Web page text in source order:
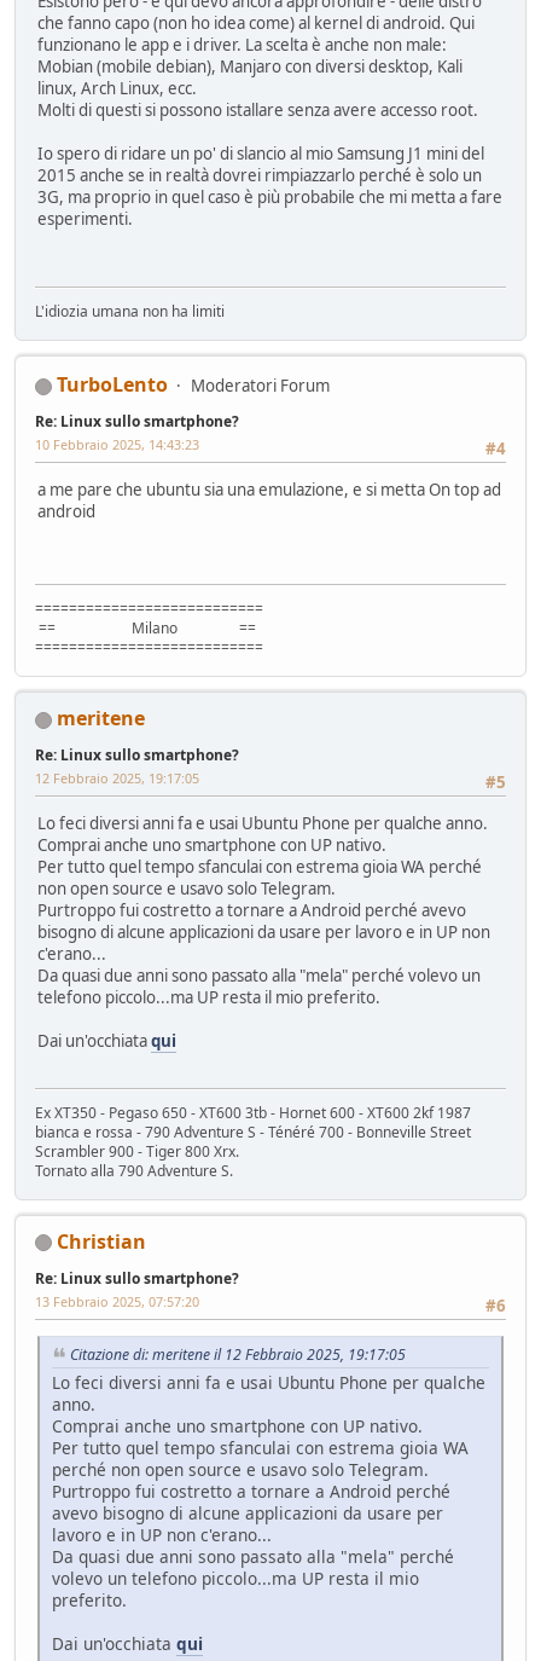
che fanno capo (non ho idea come) al kernel di android. Qui
funzionano le app e i driver. La scelta è anche non male:
Mobian (mobile debian), Manjaro con diversi desktop, Kali
linux, Arch Linux, ecc.
Molti di questi si possono istallare senza avere accesso root.
Io spero di ridare un po' di slancio al mio Samsung J1 mini del
2015 anche se in realtà dovrei rimpiazzarlo perché è solo un
3G, ma proprio in quel caso è più probabile che mi metta a fare
esperimenti.
L'idiozia umana non ha limiti
TurboLento Moderatori Forum
Re: Linux sullo smartphone?
#4
10 Febbraio 2025, 14:43:23
a me pare che ubuntu sia una emulazione, e si metta On top ad
android
===========================
== Milano ==
===========================
meritene
Re: Linux sullo smartphone?
#5
12 Febbraio 2025, 19:17:05
Lo feci diversi anni fa e usai Ubuntu Phone per qualche anno.
Comprai anche uno smartphone con UP nativo.
Per tutto quel tempo sfanculai con estrema gioia WA perché
non open source e usavo solo Telegram.
Purtroppo fui costretto a tornare a Android perché avevo
bisogno di alcune applicazioni da usare per lavoro e in UP non
c'erano...
Da quasi due anni sono passato alla "mela" perché volevo un
telefono piccolo...ma UP resta il mio preferito.
Dai un'occhiataqui
Ex XT350 - Pegaso 650 - XT600 3tb - Hornet 600 - XT600 2kf 1987
bianca e rossa - 790 Adventure S - Ténéré 700 - Bonneville Street
Scrambler 900 - Tiger 800 Xrx.
Tornato alla 790 Adventure S.
Christian
Re: Linux sullo smartphone?
#6
13 Febbraio 2025, 07:57:20
Citazione di: meritene il 12 Febbraio 2025, 19:17:05
Lo feci diversi anni fa e usai Ubuntu Phone per qualche
anno.
Comprai anche uno smartphone con UP nativo.
Per tutto quel tempo sfanculai con estrema gioia WA
perché non open source e usavo solo Telegram.
Purtroppo fui costretto a tornare a Android perché
avevo bisogno di alcune applicazioni da usare per
lavoro e in UP non c'erano...
Da quasi due anni sono passato alla "mela" perché
volevo un telefono piccolo...ma UP resta il mio
preferito.
Dai un'occhiata qui